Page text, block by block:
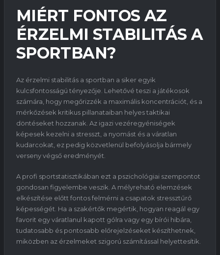
MIÉRT FONTOS AZ
ÉRZELMI STABILITÁS A
SPORTBAN?
Az érzelmi stabilitás a sportban a siker egyik
kulcsfontosságú tényezője. Lehetővé teszi a játékosok
számára, hogy megőrizzék a maximális koncentrációt, és a
mérkőzések kritikus pillanataiban helyes taktikai
döntéseket hozzanak. Az igazi vezéregyéniségek
képesek kezelni a stresszt, a nyomást és a váratlan
kudarcokat, ez pedig közvetlenül befolyásolja bármely
verseny végső eredményét.
A profi sportstatisztikában ezt a pszichológiai szempontot
gondosan figyelembe veszik. A mélyreható elemzések
elkészítése előtt fontos felmérni a csapatok stressztűrő
képességét. Ha a szakértők megértik, hogyan reagál egy
favorit egy váratlanul kapott gólra vagy egy bírói hibára,
tudatosabb és pontosabb előrejelzéseket készíthetnek,
miközben az érzelmeket szigorú számítással helyettesítik.